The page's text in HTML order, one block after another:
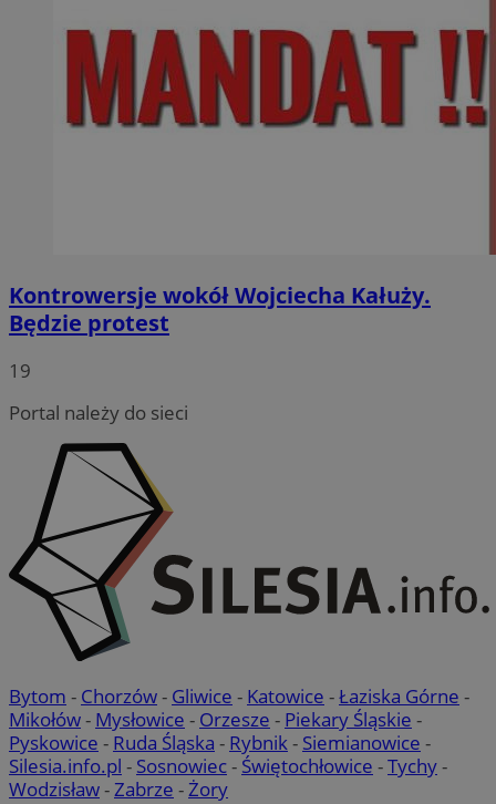
Kontrowersje wokół Wojciecha Kałuży.
Będzie protest
19
Portal należy do sieci
Bytom - Chorzów- Gliwice - Katowice -Łaziska Górne -
Mikołów- Mysłowice - Orzesze - Piekary Śląskie -
Pyskowice - Ruda Śląska - Rybnik- Siemianowice -
Silesia.info.pl - Sosnowiec- Świętochłowice -Tychy-
Wodzisław-Zabrze -Żory